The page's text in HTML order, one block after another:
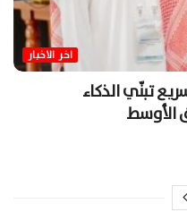
اخر الاخبار
تبنّي الذكاء
الأوسط